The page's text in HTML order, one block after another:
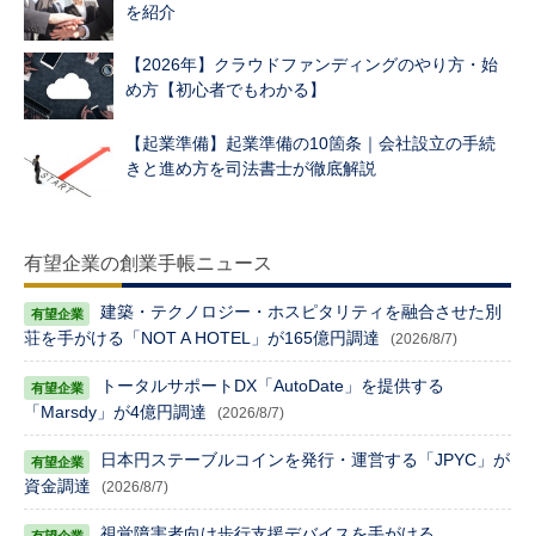
を紹介
【2026年】クラウドファンディングのやり方・始
め方【初心者でもわかる】
【起業準備】起業準備の10箇条｜会社設立の手続
きと進め方を司法書士が徹底解説
有望企業の創業手帳ニュース
建築・テクノロジー・ホスピタリティを融合させた別
荘を手がける「NOT A HOTEL」が165億円調達
(2026/8/7)
トータルサポートDX「AutoDate」を提供する
「Marsdy」が4億円調達
(2026/8/7)
日本円ステーブルコインを発行・運営する「JPYC」が
資金調達
(2026/8/7)